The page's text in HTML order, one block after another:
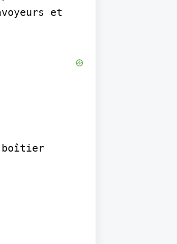
et
boîtier